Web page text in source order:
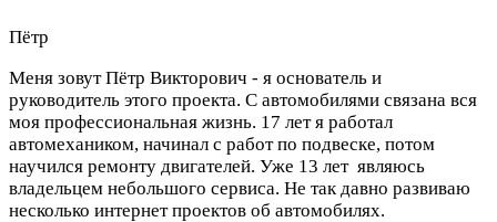
Пётр
Меня зовут Пётр Викторович - я основатель и
руководитель этого проекта. С автомобилями связана вся
моя профессиональная жизнь. 17 лет я работал
автомехаником, начинал с работ по подвеске, потом
научился ремонту двигателей. Уже 13 лет являюсь
владельцем небольшого сервиса. Не так давно развиваю
несколько интернет проектов об автомобилях.